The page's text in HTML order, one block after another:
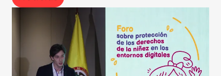
Fondo claro
Subrayar enlaces